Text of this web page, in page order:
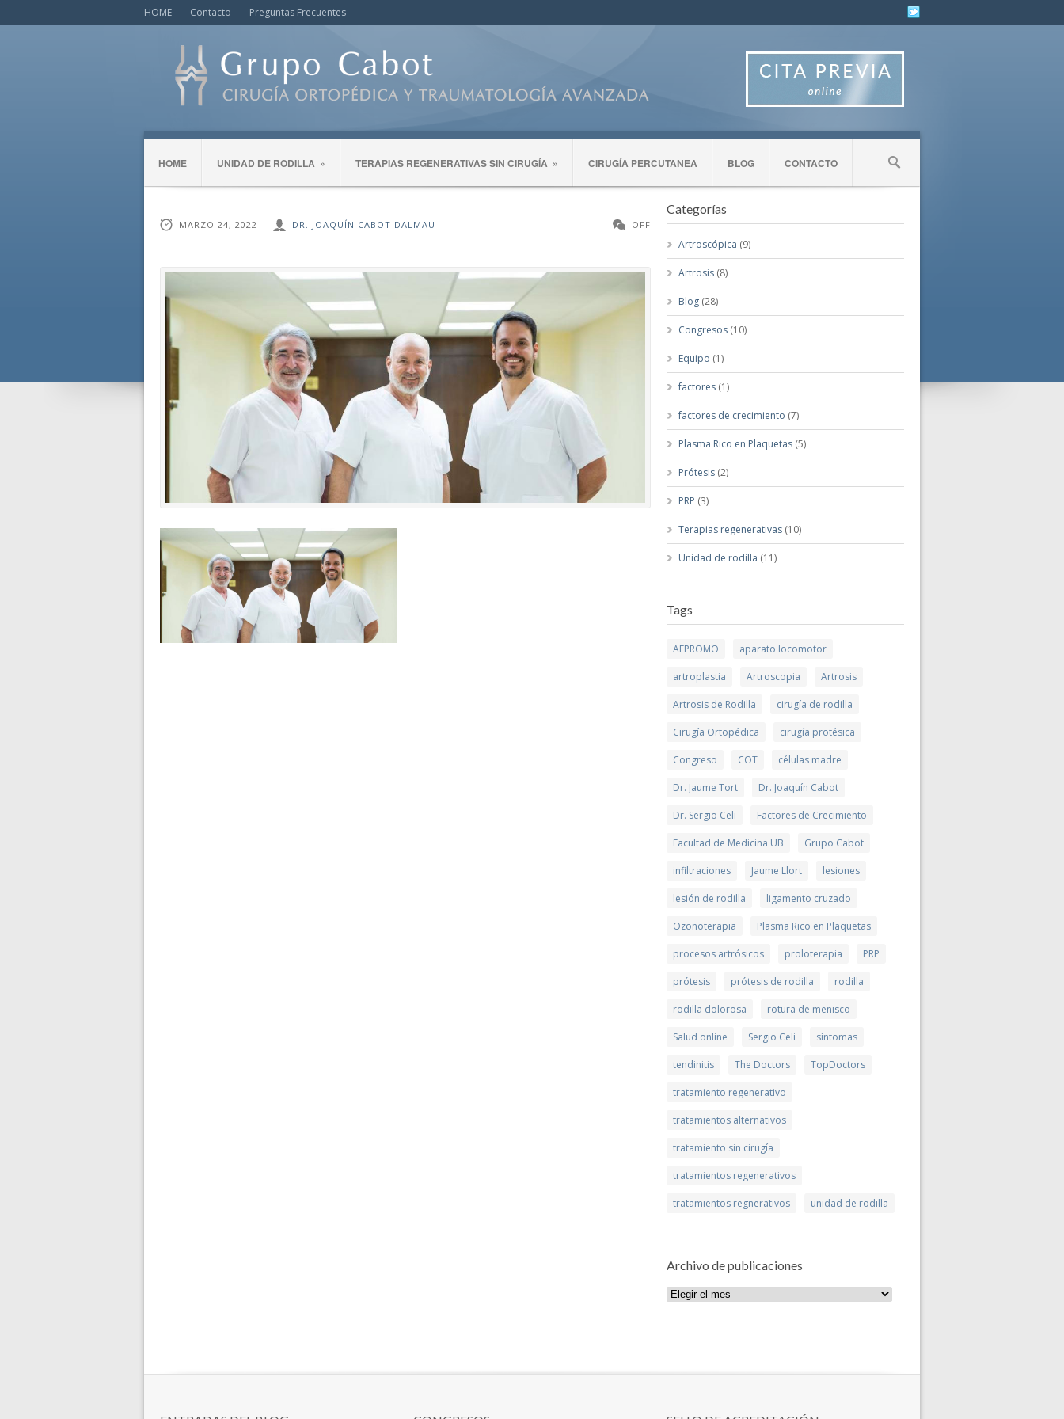
HOME Contacto Preguntas Frecuentes
HOME UNIDAD DE RODILLA » TERAPIAS REGENERATIVAS SIN CIRUGÍA » CIRUGÍA PERCUTANEA BLOG CONTACTO
MARZO 24, 2022 DR. JOAQUÍN CABOT DALMAU OFF
Categorías
Artroscópica (9)
Artrosis (8)
Blog (28)
Congresos (10)
Equipo (1)
factores (1)
factores de crecimiento (7)
Plasma Rico en Plaquetas (5)
Prótesis (2)
PRP (3)
Terapias regenerativas (10)
Unidad de rodilla (11)
Tags
AEPROMO aparato locomotor
artroplastia Artroscopia Artrosis
Artrosis de Rodilla cirugía de rodilla
Cirugía Ortopédica cirugía protésica
Congreso COT células madre
Dr. Jaume Tort Dr. Joaquín Cabot
Dr. Sergio Celi Factores de Crecimiento
Facultad de Medicina UB Grupo Cabot
infiltraciones Jaume Llort lesiones
lesión de rodilla ligamento cruzado
Ozonoterapia Plasma Rico en Plaquetas
procesos artrósicos proloterapia PRP
prótesis prótesis de rodilla rodilla
rodilla dolorosa rotura de menisco
Salud online Sergio Celi síntomas
tendinitis The Doctors TopDoctors
tratamiento regenerativo
tratamientos alternativos
tratamiento sin cirugía
tratamientos regenerativos
tratamientos regnerativos unidad de rodilla
Archivo de publicaciones
Archivo